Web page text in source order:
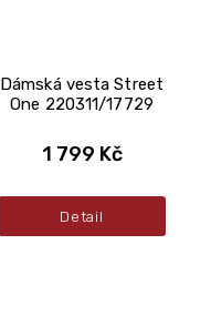
Dámská vesta Street
One 220311/17729
1 799 Kč
Detail